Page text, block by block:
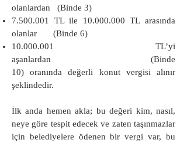
olanlardan (Binde 3)
7.500.001
TL ile 10.000.000 TL arasında
olanlar (Binde 6)
10.000.001
TL’yi
aşanlardan (Binde
10)
oranında değerli konut vergisi alınır
şeklindedir.
İlk anda hemen akla; bu değeri kim, nasıl,
neye göre tespit edecek ve zaten taşınmazlar
için belediyelere ödenen bir vergi var, bu